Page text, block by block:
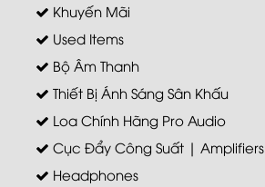
Khuyến Mãi
Used Items
Bộ Âm Thanh
Thiết Bị Ánh Sáng Sân Khấu
Loa Chính Hãng Pro Audio
Cục Đẩy Công Suất | Amplifiers
Headphones